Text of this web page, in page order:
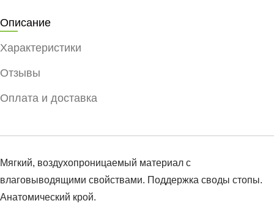
Описание
Характеристики
Отзывы
Оплата и доставка
Мягкий, воздухопроницаемый материал с
влаговыводящими свойствами. Поддержка своды стопы.
Анатомический крой.